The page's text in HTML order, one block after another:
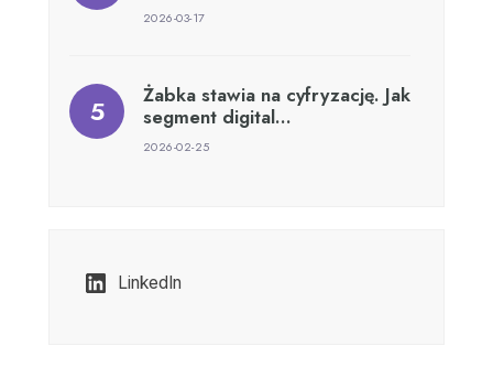
2026-03-17
Żabka stawia na cyfryzację. Jak
segment digital…
2026-02-25
LinkedIn